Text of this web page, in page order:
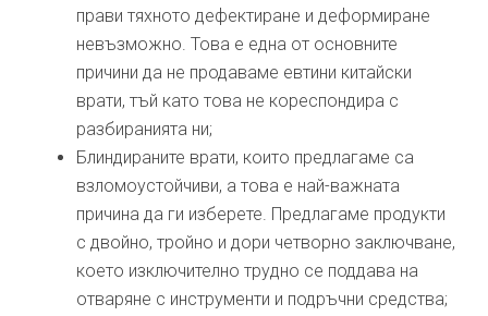
прави тяхното дефектиране и деформиране
невъзможно. Това е една от основните
причини да не продаваме евтини китайски
врати, тъй като това не кореспондира с
разбиранията ни;
Блиндираните врати, които предлагаме са
взломоустойчиви, а това е най-важната
причина да ги изберете. Предлагаме продукти
с двойно, тройно и дори четворно заключване,
което изключително трудно се поддава на
отваряне с инструменти и подръчни средства;